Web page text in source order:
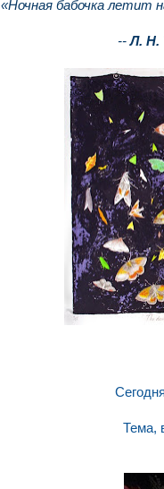
«Ночная бабочка летит
--Л. Н.
Тема,